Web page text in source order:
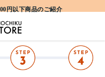
円以下商品のご紹介